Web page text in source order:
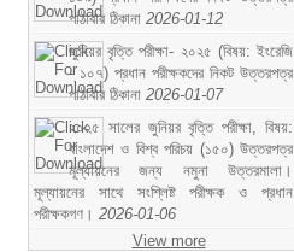
পাঠাবার ঠিকানা 2026-01-12
জুনিয়র বৃত্তি পরীক্ষা- ২০২৫ (বিষয়: ইংরেজি
- ১০৭) প্রধান পরীক্ষকদের নিকট উত্তরপত্র
পাঠাবার ঠিকানা 2026-01-07
২০২৫ সালের জুনিয়র বৃত্তি পরীক্ষা, বিষয়:
বাংলাদেশ ও বিশ্ব পরিচয় (১৫০) উত্তরপত্র
মূল্যায়নের জন্য নমুনা উত্তরমালা।
মূল্যায়নের সাথে সংশ্লিষ্ট পরীক্ষক ও প্রধান
পরীক্ষকগণ। 2026-01-06
View more